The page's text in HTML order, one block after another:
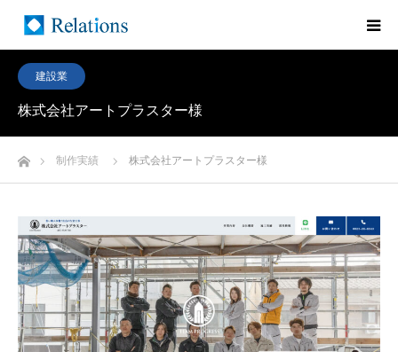
建設業
株式会社アートプラスター様
ホーム制作実績 株式会社アートプラスター様